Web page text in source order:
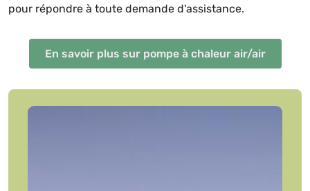
pour répondre à toute demande d'assistance.
En savoir plus sur pompe à chaleur air/air